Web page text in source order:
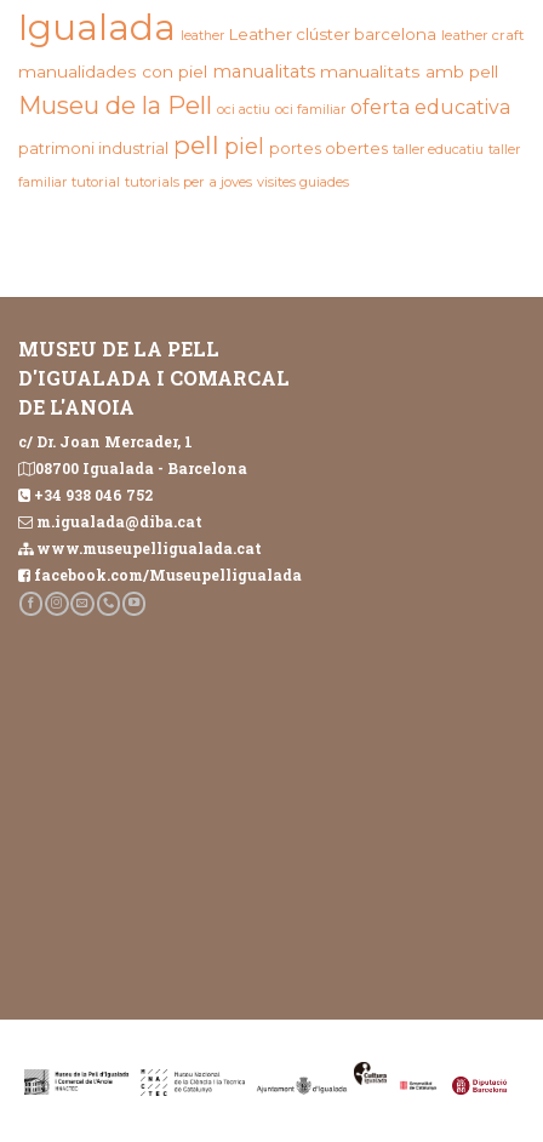
Igualada leather Leather clúster barcelona leather craft
manualidades con piel manualitats manualitats amb pell
Museu de la Pell oci actiu oci familiar oferta educativa
patrimoni industrial pell piel portes obertes taller educatiu taller
familiar tutorial tutorials per a joves visites guiades
MUSEU DE LA PELL
D'IGUALADA I COMARCAL
DE L'ANOIA
c/ Dr. Joan Mercader, 1
08700 Igualada - Barcelona
+34 938 046 752
m.igualada@diba.cat
www.museupelligualada.cat
facebook.com/Museupelligualada